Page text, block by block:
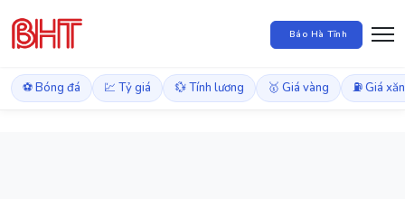
Báo Hà Tĩnh
⚽ Bóng đá 💹 Tỷ giá 💱 Tính lương 🥇 Giá vàng ⛽ Giá